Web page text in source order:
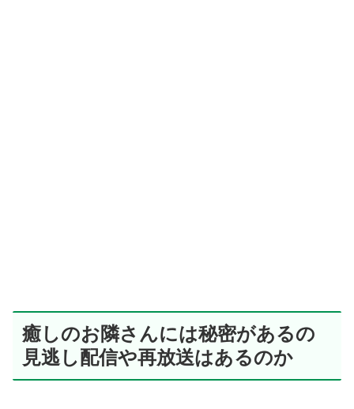
癒しのお隣さんには秘密があるの
見逃し配信や再放送はあるのか